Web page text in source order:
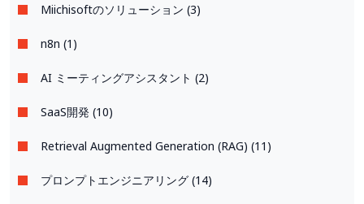
Miichisoftのソリューション (3)
n8n (1)
AI ミーティングアシスタント (2)
SaaS開発 (10)
Retrieval Augmented Generation (RAG) (11)
プロンプトエンジニアリング (14)